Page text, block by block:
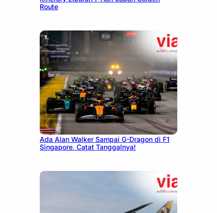
Route
August 13, 2025
Ada Alan Walker Sampai G-Dragon di F1
Singapore, Catat Tanggalnya!